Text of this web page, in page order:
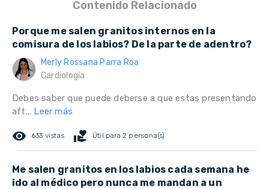
Contenido Relacionado
Porque me salen granitos internos en la
comisura de los labios? De la parte de adentro?
Merly Rossana Parra Roa
Cardiología
Debes saber que puede deberse a que estas presentando
aft... Leer más
remove_red_eye 633 vistas volunteer_activism Útil para 2 persona(s)
Me salen granitos en los labios cada semana he
ido al médico pero nunca me mandan a un